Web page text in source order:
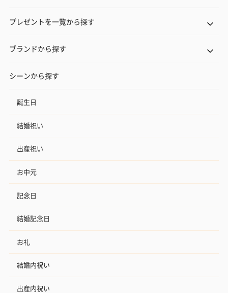
プレゼントを一覧から探す
ブランドから探す
シーンから探す
誕生日
結婚祝い
出産祝い
お中元
記念日
結婚記念日
お礼
結婚内祝い
出産内祝い